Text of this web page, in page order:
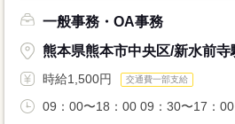
一般事務・OA事務
熊本県熊本市中央区/新水前寺
時給1,500円 交通費一部支給
09：00〜18：00 09：30〜17：